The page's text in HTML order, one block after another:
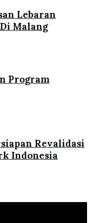
Lebaran
Malang
Program
Revalidasi
Indonesia